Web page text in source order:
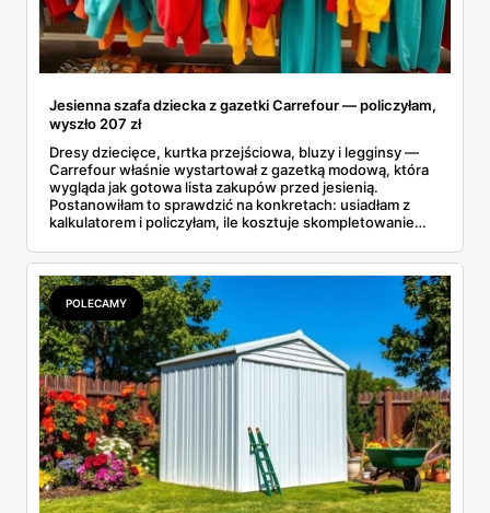
Jesienna szafa dziecka z gazetki Carrefour — policzyłam,
wyszło 207 zł
Dresy dziecięce, kurtka przejściowa, bluzy i legginsy —
Carrefour właśnie wystartował z gazetką modową, która
wygląda jak gotowa lista zakupów przed jesienią.
Postanowiłam to sprawdzić na konkretach: usiadłam z
kalkulatorem i policzyłam, ile kosztuje skompletowanie
niecałe 207 złotych za siedem rzeczy, od t-shirtu po
kurtkę. A dla starszaków są jeszcze markowe dresy Puma
i Everlast w cenach, które miło zaskakują.
POLECAMY